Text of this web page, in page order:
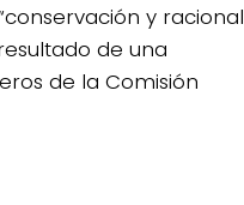
y racional
de una
de la Comisión